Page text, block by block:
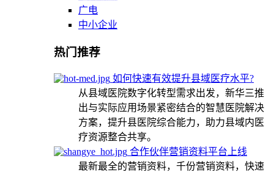
广电
中小企业
热门推荐
如何快速有效提升县域医疗水平?
从县域医院数字化转型需求出发，新华三推
出与实际应用场景紧密结合的智慧医院解决
方案，提升县医院综合能力，助力县域内医
疗资源整合共享。
合作伙伴营销资料平台上线
最新最全的营销资料，千份营销资料，快速